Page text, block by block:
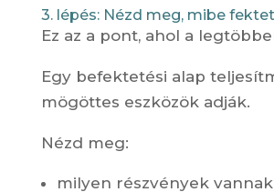
3. lépés: Nézd meg, mibe
Ez az a pont, ahol a
Egy befektetési alap
mögöttes eszközök adják.
Nézd meg:
milyen részvények